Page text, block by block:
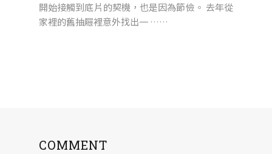
開始接觸到底片的契機，也是因為節儉。 去年從
家裡的舊抽屜裡意外找出一 ……
COMMENT